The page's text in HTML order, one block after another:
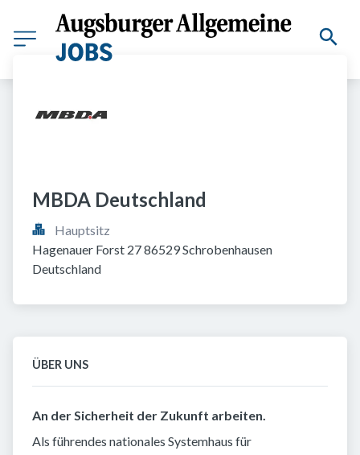
MBDA Deutschland
Hauptsitz
Hagenauer Forst 27 86529 Schrobenhausen
Deutschland
ÜBER UNS
An der Sicherheit der Zukunft arbeiten.
Als führendes nationales Systemhaus für